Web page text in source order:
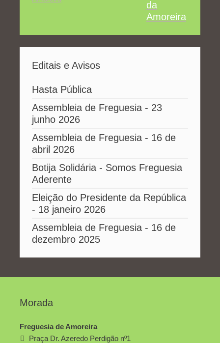
da
Amoreira
Editais e Avisos
Hasta Pública
Assembleia de Freguesia - 23
junho 2026
Assembleia de Freguesia - 16 de
abril 2026
Botija Solidária - Somos Freguesia
Aderente
Eleição do Presidente da República
- 18 janeiro 2026
Assembleia de Freguesia - 16 de
dezembro 2025
Morada
Freguesia de Amoreira
Praça Dr. Azeredo Perdigão nº1